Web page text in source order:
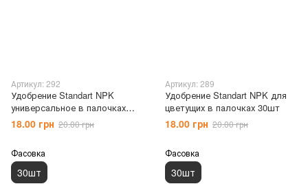
Артикул: 292
Удобрение Standart NPK
универсальное в палочках
30шт
18.00 грн 20.00 грн
Фасовка
30шт
Артикул: 289
Удобрение Standart NPK для
цветущих в палочках 30шт
18.00 грн 20.00 грн
Фасовка
30шт